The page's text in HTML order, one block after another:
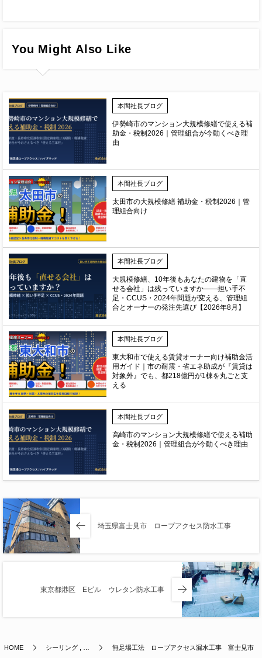
You Might Also Like
本間社長ブログ
伊勢崎市のマンション大規模修繕で使える補
助金・税制2026｜管理組合が今動くべき理
由
本間社長ブログ
太田市の大規模修繕 補助金・税制2026｜管
理組合向け
本間社長ブログ
大規模修繕、10年後もあなたの建物を「直
せる会社」は残っていますか——担い手不
足・CCUS・2024年問題が変える、管理組
合とオーナーの発注先選び【2026年8月】
本間社長ブログ
東大和市で使える賃貸オーナー向け補助金活
用ガイド｜市の耐震・省エネ助成が『賃貸は
対象外』でも、都218億円が1棟を丸ごと支
える
本間社長ブログ
高崎市のマンション大規模修繕で使える補助
金・税制2026｜管理組合が今動くべき理由
埼玉県富士見市 ロープアクセス防水工事
東京都港区 Eビル ウレタン防水工事
HOME シーリング , … 無足場工法 ロープアクセス漏水工事 富士見市